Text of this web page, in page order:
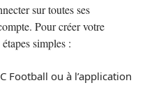
sur toutes ses
Pour créer votre
simples :
Football ou à l’application